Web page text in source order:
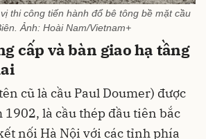
thi công tiến hành đổ bê tông bề mặt cầu
Ảnh: Hoài Nam/Vietnam+
cấp và bàn giao hạ tầng
cũ là cầu Paul Doumer) được
là cầu thép đầu tiên bắc
nối Hà Nội với các tỉnh phía